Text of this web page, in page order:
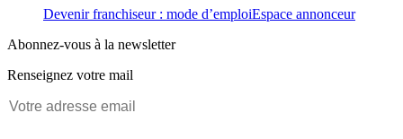
Devenir franchiseur : mode d’emploiEspace annonceur
Abonnez-vous à la newsletter
Renseignez votre mail